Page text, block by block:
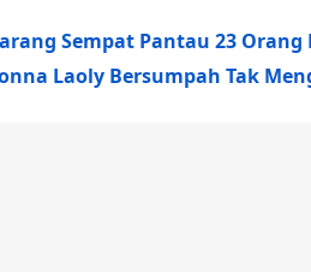
Sempat Pantau 23
Laoly Bersumpah Tak